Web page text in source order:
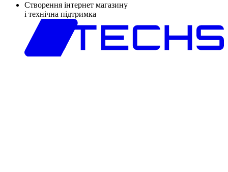
Створення інтернет магазину
і технічна підтримка